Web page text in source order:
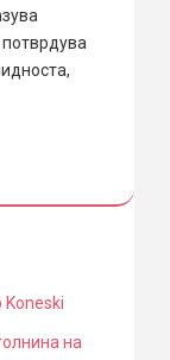
потврдува
Koneski
на